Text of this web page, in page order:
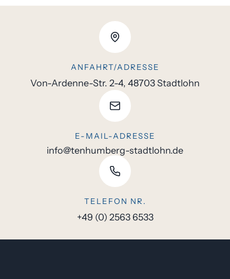
ANFAHRT/ADRESSE
Von-Ardenne-Str. 2-4, 48703 Stadtlohn
E-MAIL-ADRESSE
info@tenhumberg-stadtlohn.de
TELEFON NR.
+49 (0) 2563 6533